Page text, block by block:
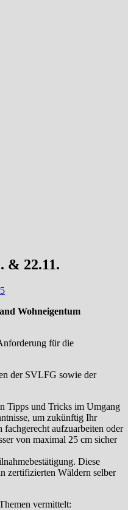
& 22.11.
Wohneigentum
für die
der SVLFG sowie der
Tipps und Tricks im Umgang
um zukünftig Ihr
aufzuarbeiten oder
von maximal 25 cm sicher
Diese
zertifizierten Wäldern selber
vermittelt: